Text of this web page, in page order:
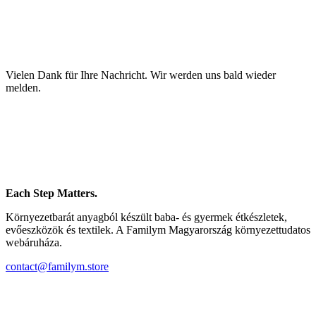
Vielen Dank für Ihre Nachricht. Wir werden uns bald wieder
melden.
Each Step Matters.
Környezetbarát anyagból készült baba- és gyermek étkészletek,
evőeszközök és textilek. A Familym Magyarország környezettudatos
webáruháza.
contact@familym.store